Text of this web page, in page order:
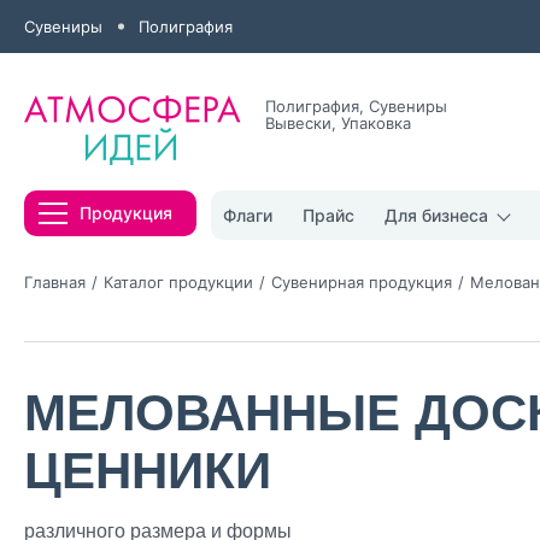
Сувениры Полиграфия
Полиграфия, Сувениры
Вывески, Упаковка
Продукция Флаги Прайс Для бизнеса
Главная Каталог продукции Сувенирная продукция
МЕЛОВАННЫЕ
ЦЕННИКИ
различного размера и формы
Нажимая
политикой
Нажимая на